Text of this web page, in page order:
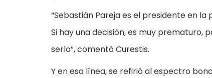
“Sebastián Pareja es el presidente en
Si hay una decisión, es muy prematuro,
serlo”, comentó Curestis.
Y en esa línea, se refirió al espectro